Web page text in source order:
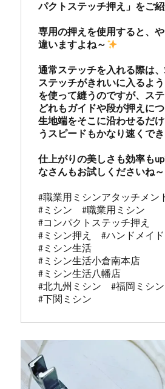
パクトステッチ押え」をご
専用の押えを使用すると、
違いますよね～
通常ステッチを入れる際は
ステッチがきれいに入るよ
を使って縫うのですが、ス
どれもガイドや段が押えにつ
生地端をそこに沿わせるだ
うスピードもかなり速くで
仕上がりの美しさも効率も
なさんもお試しくださいね～
#職業用ミシンアタッチメン
#ミシン　#職業用ミシン
#コンパクトステッチ押え
#ミシン押え　#ハンドメイド
#ミシン生活
#ミシン生活小倉南本店
#ミシン生活八幡店
#北九州ミシン　#福岡ミシン
#下関ミシン